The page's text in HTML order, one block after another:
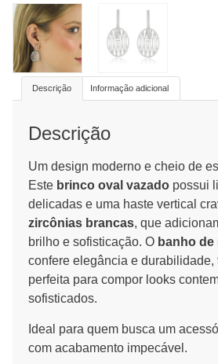
Descrição
Descrição Informação adicional
Descrição
Um design moderno e cheio de
Este brinco oval vazado possui
delicadas e uma haste vertical
zircônias brancas, que
brilho e sofisticação. O banho
confere elegância e durabilidade,
perfeita para compor looks
sofisticados.
Ideal para quem busca um
com acabamento impecável.